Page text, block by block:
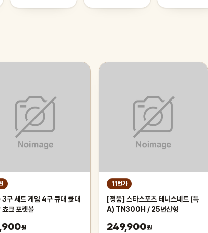
3구 세트 게임 4구 큐대 큣대
쵸크 포켓볼
원
11번가
[정품] 스타스포츠 테니스네트 (특
A) TN300H / 25년신형
249,900원